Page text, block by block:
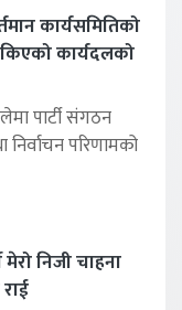
कार्यसमितिको
कार्यदलको
पार्टी संगठन
परिणामको
मेरो निजी चाहना